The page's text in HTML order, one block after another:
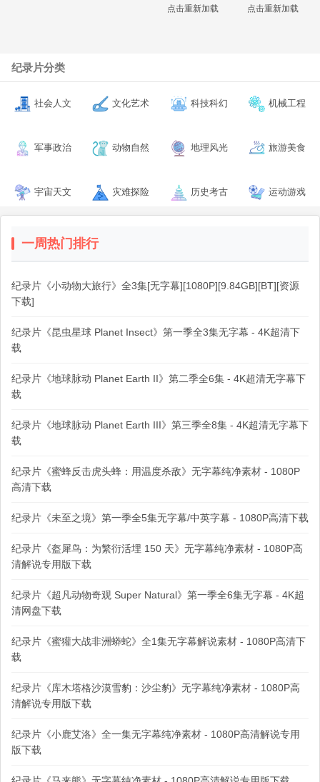
点击重新加载 点击重新加载
纪录片分类
社会人文 文化艺术 科技科幻 机械工程
军事政治 动物自然 地理风光 旅游美食
宇宙天文 灾难探险 历史考古 运动游戏
一周热门排行
纪录片《小动物大旅行》全3集[无字幕][1080P][9.84GB][BT][资源
下载]
纪录片《昆虫星球 Planet Insect》第一季全3集无字幕 - 4K超清下
载
纪录片《地球脉动 Planet Earth II》第二季全6集 - 4K超清无字幕下
载
纪录片《地球脉动 Planet Earth III》第三季全8集 - 4K超清无字幕下
载
纪录片《蜜蜂反击虎头蜂：用温度杀敌》无字幕纯净素材 - 1080P
高清下载
纪录片《未至之境》第一季全5集无字幕/中英字幕 - 1080P高清下载
纪录片《盔犀鸟：为繁衍活埋 150 天》无字幕纯净素材 - 1080P高
清解说专用版下载
纪录片《超凡动物奇观 Super Natural》第一季全6集无字幕 - 4K超
清网盘下载
纪录片《蜜獾大战非洲蟒蛇》全1集无字幕解说素材 - 1080P高清下
载
纪录片《库木塔格沙漠雪豹：沙尘豹》无字幕纯净素材 - 1080P高
清解说专用版下载
纪录片《小鹿艾洛》全一集无字幕纯净素材 - 1080P高清解说专用
版下载